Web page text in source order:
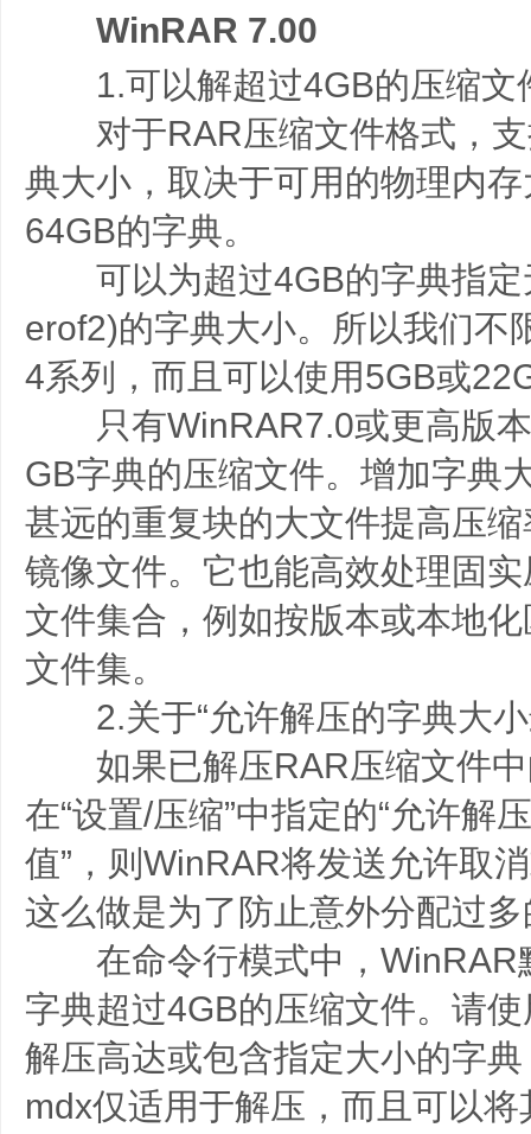
WinRAR 7.00
1.可以解超过4GB的压缩文
对于RAR压缩文件格式，支
典大小，取决于可用的物理内
64GB的字典。
可以为超过4GB的字典指定
erof2)的字典大小。所以我们不
4系列，而且可以使用5GB或
只有WinRAR7.0或更高版本
GB字典的压缩文件。增加字典
甚远的重复块的大文件提高压
镜像文件。它也能高效处理固
文件集合，例如按版本或本地
文件集。
2.关于“允许解压的字典大小
如果已解压RAR压缩文件中
在“设置/压缩”中指定的“允许解
值”，则WinRAR将发送允许取
这么做是为了防止意外分配过
在命令行模式中，WinRAR
字典超过4GB的压缩文件。请
解压高达或包含指定大小的字
mdx仅适用于解压，而且可以